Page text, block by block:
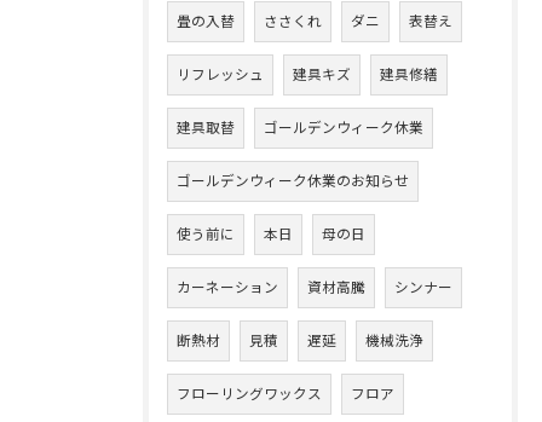
畳の入替 ささくれ ダニ 表替え
リフレッシュ 建具キズ 建具修繕
建具取替 ゴールデンウィーク休業
ゴールデンウィーク休業のお知らせ
使う前に 本日 母の日
カーネーション 資材高騰 シンナー
断熱材 見積 遅延 機械洗浄
フローリングワックス フロア